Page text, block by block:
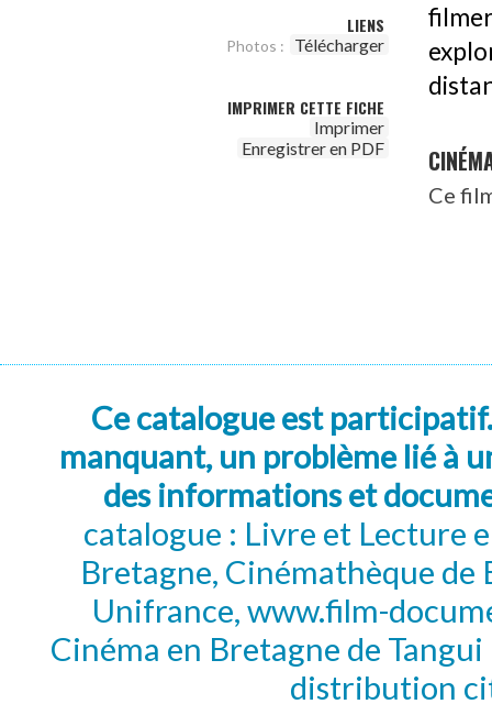
LIENS
Photos : Télécharger
IMPRIMER CETTE FICHE
Imprimer
Enregistrer en PDF
Ce
Ce catalogue est
manquant, un problème lié à
des informations et
catalogue : Livre et Lecture
Bretagne, Cinémathèque de
Unifrance, www.film-
Cinéma en Bretagne de
distribution